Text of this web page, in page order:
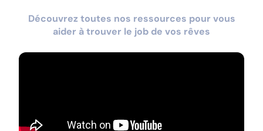
Découvrez toutes nos ressources pour vous
aider à trouver le job de vos rêves